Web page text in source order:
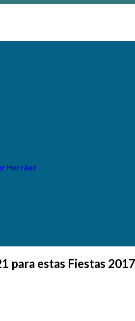
Herráez
para estas Fiestas